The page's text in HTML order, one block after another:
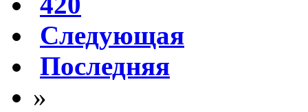
Следующая
Последняя
»